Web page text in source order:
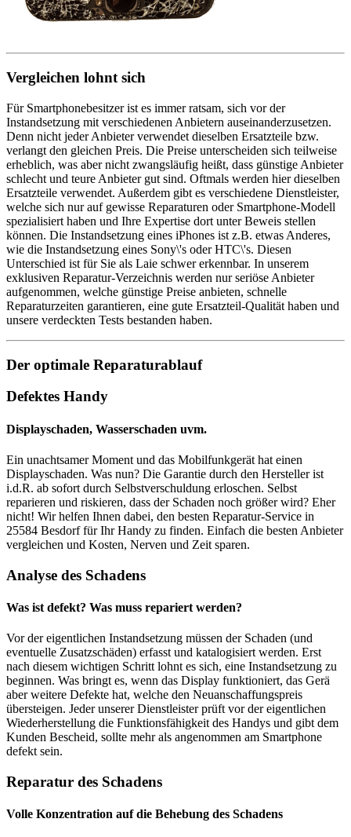
Vergleichen lohnt sich
Für Smartphonebesitzer ist es immer ratsam, sich vor der
Instandsetzung mit verschiedenen Anbietern auseinanderzusetzen.
Denn nicht jeder Anbieter verwendet dieselben Ersatzteile bzw.
verlangt den gleichen Preis. Die Preise unterscheiden sich teilweise
erheblich, was aber nicht zwangsläufig heißt, dass günstige Anbieter
schlecht und teure Anbieter gut sind. Oftmals werden hier dieselben
Ersatzteile verwendet. Außerdem gibt es verschiedene Dienstleister,
welche sich nur auf gewisse Reparaturen oder Smartphone-Modell
spezialisiert haben und Ihre Expertise dort unter Beweis stellen
können. Die Instandsetzung eines iPhones ist z.B. etwas Anderes,
wie die Instandsetzung eines Sony\'s oder HTC\'s. Diesen
Unterschied ist für Sie als Laie schwer erkennbar. In unserem
exklusiven Reparatur-Verzeichnis werden nur seriöse Anbieter
aufgenommen, welche günstige Preise anbieten, schnelle
Reparaturzeiten garantieren, eine gute Ersatzteil-Qualität haben und
unsere verdeckten Tests bestanden haben.
Der optimale Reparaturablauf
Defektes Handy
Displayschaden, Wasserschaden uvm.
Ein unachtsamer Moment und das Mobilfunkgerät hat einen
Displayschaden. Was nun? Die Garantie durch den Hersteller ist
i.d.R. ab sofort durch Selbstverschuldung erloschen. Selbst
reparieren und riskieren, dass der Schaden noch größer wird? Eher
nicht! Wir helfen Ihnen dabei, den besten Reparatur-Service in
25584 Besdorf für Ihr Handy zu finden. Einfach die besten Anbieter
vergleichen und Kosten, Nerven und Zeit sparen.
Analyse des Schadens
Was ist defekt? Was muss repariert werden?
Vor der eigentlichen Instandsetzung müssen der Schaden (und
eventuelle Zusatzschäden) erfasst und katalogisiert werden. Erst
nach diesem wichtigen Schritt lohnt es sich, eine Instandsetzung zu
beginnen. Was bringt es, wenn das Display funktioniert, das Gerä
aber weitere Defekte hat, welche den Neuanschaffungspreis
übersteigen. Jeder unserer Dienstleister prüft vor der eigentlichen
Wiederherstellung die Funktionsfähigkeit des Handys und gibt dem
Kunden Bescheid, sollte mehr als angenommen am Smartphone
defekt sein.
Reparatur des Schadens
Volle Konzentration auf die Behebung des Schadens